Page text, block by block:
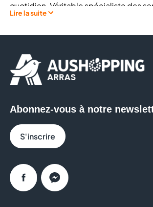
quotidien. Véritable spécialiste des
de proximité, Point Services met son
votre disposition pour vous faire
par des professionnels.
Chez Point Services, vous pouvez
Lareproduction de clés
d’appartement ou de véhicule
La création de
télécommandes
Des prestations de
de chaussures
Lire la suite
Abonnez-vous à notre
S'inscrire
FacebookMessenger